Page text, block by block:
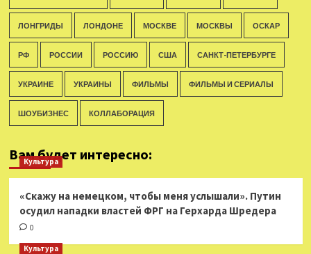
ЛОНГРИДЫ ЛОНДОНЕ МОСКВЕ МОСКВЫ ОСКАР
РФ РОССИИ РОССИЮ США САНКТ-ПЕТЕРБУРГЕ
УКРАИНЕ УКРАИНЫ ФИЛЬМЫ ФИЛЬМЫ И СЕРИАЛЫ
ШОУБИЗНЕС КОЛЛАБОРАЦИЯ
Вам будет интересно:
Культура
«Скажу на немецком, чтобы меня услышали». Путин
осудил нападки властей ФРГ на Герхарда Шредера
0
Культура